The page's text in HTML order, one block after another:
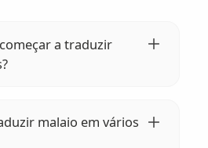
a traduzir
e inicie a transcrição
da tradução malaia
malaio em vários